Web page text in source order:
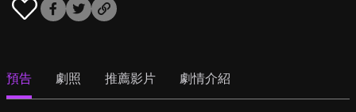
預告 劇照 推薦影片 劇情介紹